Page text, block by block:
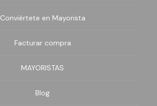
Conviértete en Mayorista
Facturar compra
MAYORISTAS
Blog